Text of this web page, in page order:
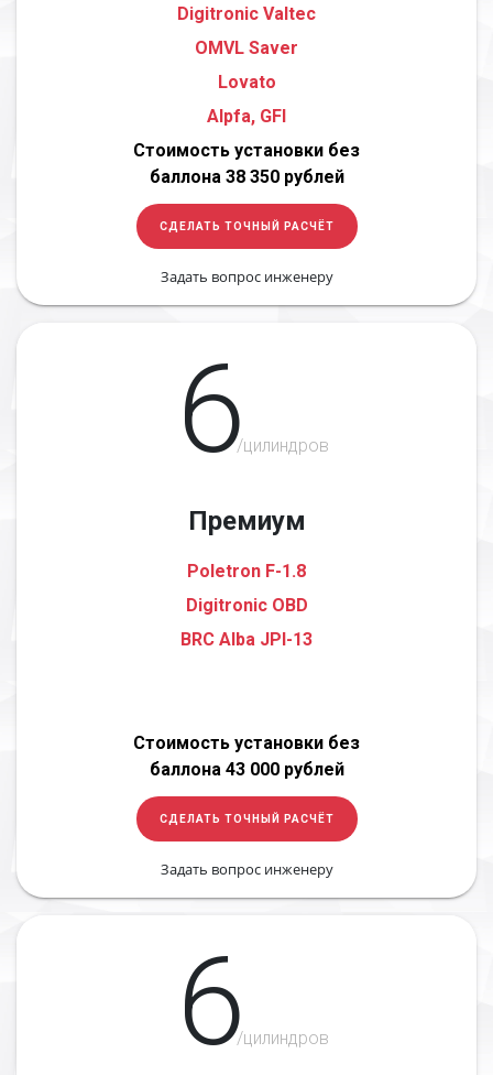
Digitronic Valtec
OMVL Saver
Lovato
Alpfa, GFI
Стоимость установки без
баллона 38 350 рублей
СДЕЛАТЬ ТОЧНЫЙ РАСЧЁТ
Задать вопрос инженеру
6/цилиндров
Премиум
Poletron F-1.8
Digitronic OBD
BRC Alba JPI-13
Стоимость установки без
баллона 43 000 рублей
СДЕЛАТЬ ТОЧНЫЙ РАСЧЁТ
Задать вопрос инженеру
6/цилиндров